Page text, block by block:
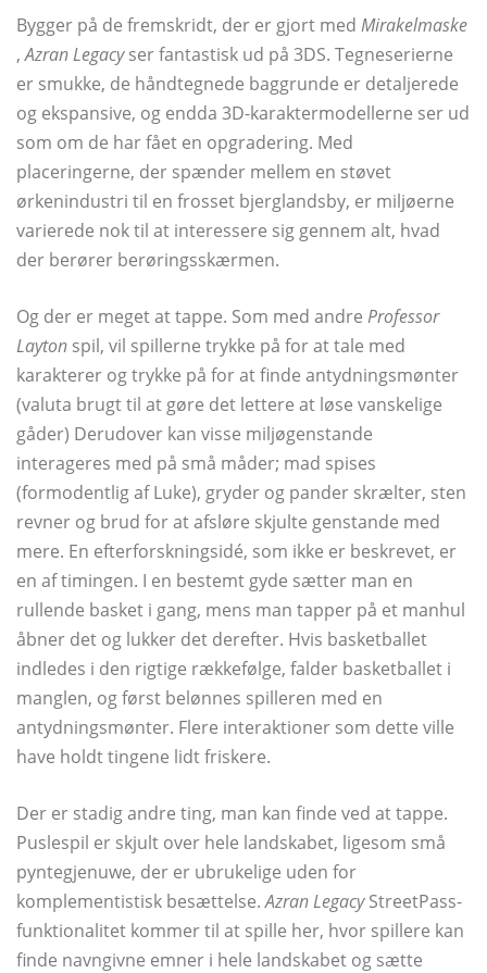
Bygger på de fremskridt, der er gjort med Mirakelmaske
,Azran Legacyser fantastisk ud på 3DS. Tegneserierne
er smukke, de håndtegnede baggrunde er detaljerede
og ekspansive, og endda 3D-karaktermodellerne ser ud
som om de har fået en opgradering. Med
placeringerne, der spænder mellem en støvet
ørkenindustri til en frosset bjerglandsby, er miljøerne
varierede nok til at interessere sig gennem alt, hvad
der berører berøringsskærmen.
Og der er meget at tappe. Som med andre Professor
Layton spil, vil spillerne trykke på for at tale med
karakterer og trykke på for at finde antydningsmønter
(valuta brugt til at gøre det lettere at løse vanskelige
gåder) Derudover kan visse miljøgenstande
interageres med på små måder; mad spises
(formodentlig af Luke), gryder og pander skrælter, sten
revner og brud for at afsløre skjulte genstande med
mere. En efterforskningsidé, som ikke er beskrevet, er
en af ​​timingen. I en bestemt gyde sætter man en
rullende basket i gang, mens man tapper på et manhul
åbner det og lukker det derefter. Hvis basketballet
indledes i den rigtige rækkefølge, falder basketballet i
manglen, og først belønnes spilleren med en
antydningsmønter. Flere interaktioner som dette ville
have holdt tingene lidt friskere.
Der er stadig andre ting, man kan finde ved at tappe.
Puslespil er skjult over hele landskabet, ligesom små
pyntegjenuwe, der er ubrukelige uden for
komplementistisk besættelse.Azran LegacyStreetPass-
funktionalitet kommer til at spille her, hvor spillere kan
finde navngivne emner i hele landskabet og sætte